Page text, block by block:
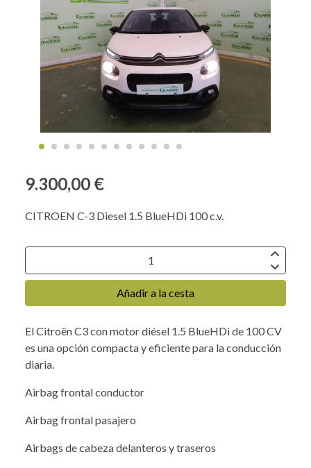
9.300,00 €
CITROEN C-3 Diesel 1.5 BlueHDi 100 c.v.
Añadir a la cesta
El Citroën C3 con motor diésel 1.5 BlueHDi de 100 CV
es una opción compacta y eficiente para la conducción
diaria.
Airbag frontal conductor
Airbag frontal pasajero
Airbags de cabeza delanteros y traseros